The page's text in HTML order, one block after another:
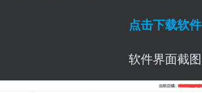
点击下载软件
软件界面截图